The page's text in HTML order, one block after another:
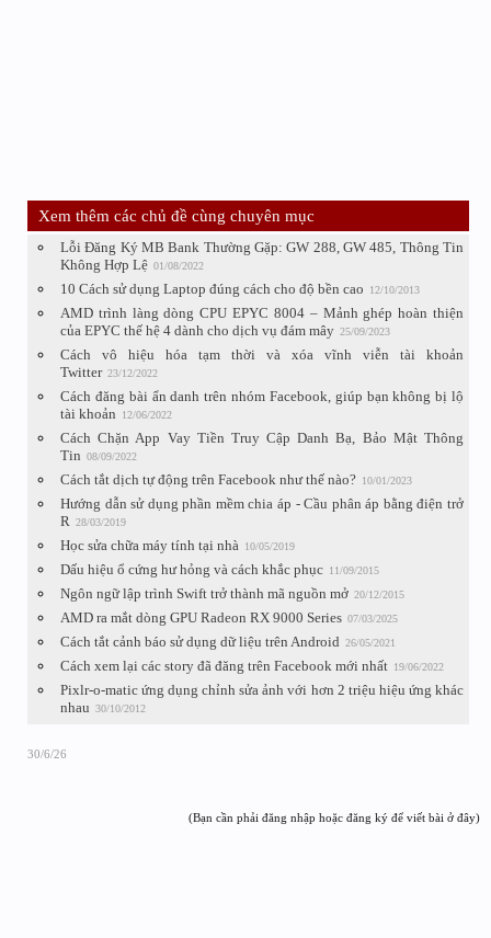
Xem thêm các chủ đề cùng chuyên mục
Lỗi Đăng Ký MB Bank Thường Gặp: GW 288, GW 485, Thông Tin
Không Hợp Lệ 01/08/2022
10 Cách sử dụng Laptop đúng cách cho độ bền cao 12/10/2013
AMD trình làng dòng CPU EPYC 8004 – Mảnh ghép hoàn thiện
của EPYC thế hệ 4 dành cho dịch vụ đám mây 25/09/2023
Cách vô hiệu hóa tạm thời và xóa vĩnh viễn tài khoản
Twitter 23/12/2022
Cách đăng bài ẩn danh trên nhóm Facebook, giúp bạn không bị lộ
tài khoản
12/06/2022
Cách Chặn App Vay Tiền Truy Cập Danh Bạ, Bảo Mật Thông
Tin 08/09/2022
Cách tắt dịch tự động trên Facebook như thế nào? 10/01/2023
Hướng dẫn sử dụng phần mềm chia áp - Cầu phân áp bằng điện trở
R 28/03/2019
Học sửa chữa máy tính tại nhà 10/05/2019
Dấu hiệu ổ cứng hư hỏng và cách khắc phục 11/09/2015
Ngôn ngữ lập trình Swift trở thành mã nguồn mở 20/12/2015
AMD ra mắt dòng GPU Radeon RX 9000 Series 07/03/2025
Cách tắt cảnh báo sử dụng dữ liệu trên Android 26/05/2021
Cách xem lại các story đã đăng trên Facebook mới nhất 19/06/2022
Pixlr-o-matic ứng dụng chỉnh sửa ảnh với hơn 2 triệu hiệu ứng khác
nhau 30/10/2012
30/6/26
(Bạn cần phải đăng nhập hoặc đăng ký để viết bài ở đây)